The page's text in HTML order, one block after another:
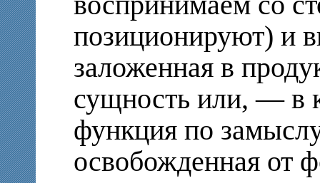
позиционируют) и
заложенная в
сущность или, — в
функция по
освобожденная от